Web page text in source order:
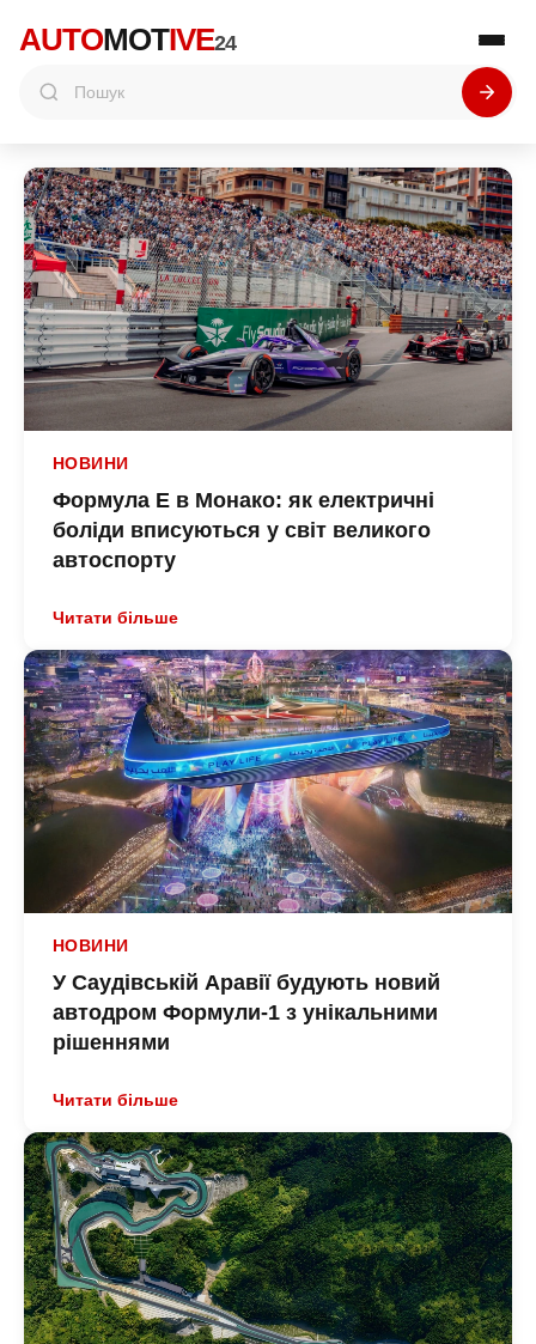
AUTOMOTIVE24
НОВИНИ
Формула E в Монако: як електричні
боліди вписуються у світ великого
автоспорту
Читати більше
НОВИНИ
У Саудівській Аравії будують новий
автодром Формули-1 з унікальними
рішеннями
Читати більше